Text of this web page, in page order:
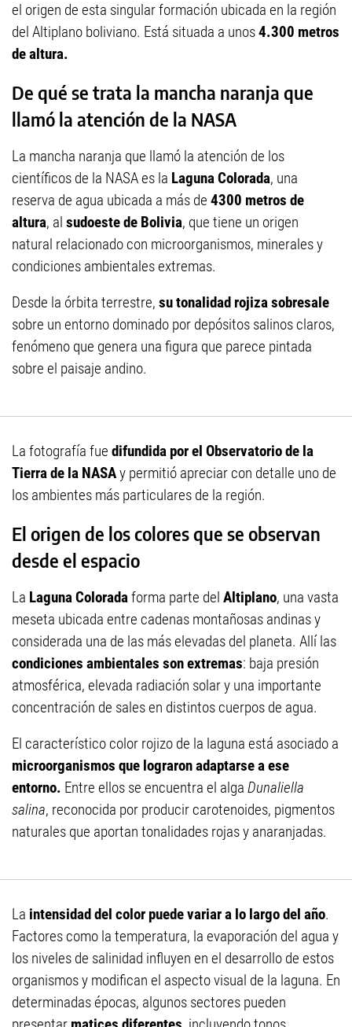
el origen de esta singular formación ubicada en la región
del Altiplano boliviano. Está situada a unos4.300 metros
de altura.
De qué se trata la mancha naranja que
llamó la atención de la NASA
La mancha naranja que llamó la atención de los
científicos de la NASA es la Laguna Colorada, una
reserva de agua ubicada a más de 4300 metros de
altura, al sudoeste de Bolivia, que tiene un origen
natural relacionado con microorganismos, minerales y
condiciones ambientales extremas.
Desde la órbita terrestre, su tonalidad rojiza sobresale
sobre un entorno dominado por depósitos salinos claros,
fenómeno que genera una figura que parece pintada
sobre el paisaje andino.
La fotografía fue difundida por el Observatorio de la
Tierra de la NASAy permitió apreciar con detalle uno de
los ambientes más particulares de la región.
El origen de los colores que se observan
desde el espacio
La Laguna Coloradaforma parte del Altiplano, una vasta
meseta ubicada entre cadenas montañosas andinas y
considerada una de las más elevadas del planeta. Allí las
condiciones ambientales son extremas: baja presión
atmosférica, elevada radiación solar y una importante
concentración de sales en distintos cuerpos de agua.
El característico color rojizo de la laguna está asociado a
microorganismos que lograron adaptarse a ese
entorno. Entre ellos se encuentra el alga Dunaliella
salina, reconocida por producir carotenoides, pigmentos
naturales que aportan tonalidades rojas y anaranjadas.
La intensidad del color puede variar a lo largo del año.
Factores como la temperatura, la evaporación del agua y
los niveles de salinidad influyen en el desarrollo de estos
organismos y modifican el aspecto visual de la laguna. En
determinadas épocas, algunos sectores pueden